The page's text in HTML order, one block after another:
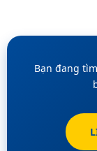
Bạn đang